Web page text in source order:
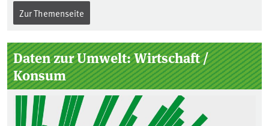
Zur Themenseite
Daten zur Umwelt: Wirtschaft /
Konsum